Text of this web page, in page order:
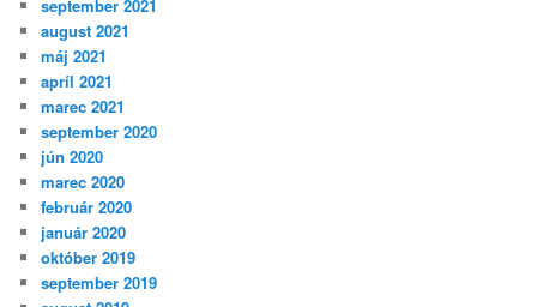
september 2021
august 2021
máj 2021
apríl 2021
marec 2021
september 2020
jún 2020
marec 2020
február 2020
január 2020
október 2019
september 2019